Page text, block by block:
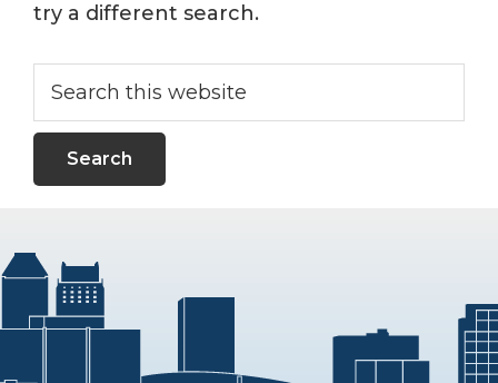
try a different search.
Search
website